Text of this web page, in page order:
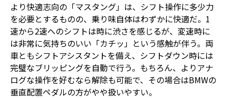
より快適志向の「マスタング」は、シフト操作に多少力
を必要とするものの、乗り味自体はわずかに快適だ。1
速から2速へのシフトは時に渋さを感じるが、変速時に
は非常に気持ちのいい「カチッ」という感触が伴う。両
車ともシフトアシスタントを備え、シフトダウン時には
完璧なブリッピングを自動で行う。もちろん、よりアナ
ログな操作を好むなら解除も可能で、その場合はBMWの
垂直配置ペダルの方がやや扱いやすい。